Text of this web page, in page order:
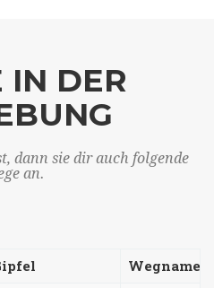
IN DER
dann sie dir auch folgende
an.
Wegname